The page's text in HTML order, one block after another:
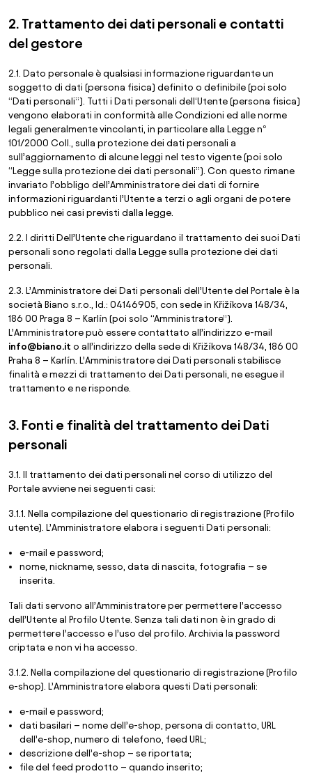
2. Trattamento dei dati personali e contatti
del gestore
2.1. Dato personale è qualsiasi informazione riguardante un
soggetto di dati (persona fisica) definito o definibile (poi solo
“Dati personali”). Tutti i Dati personali dell‘Utente (persona fisica)
vengono elaborati in conformità alle Condizioni ed alle norme
legali generalmente vincolanti, in particolare alla Legge n°
101/2000 Coll., sulla protezione dei dati personali a
sull’aggiornamento di alcune leggi nel testo vigente (poi solo
“Legge sulla protezione dei dati personali”). Con questo rimane
invariato l’obbligo dell’Amministratore dei dati di fornire
informazioni riguardanti l’Utente a terzi o agli organi de potere
pubblico nei casi previsti dalla legge.
2.2. I diritti Dell’Utente che riguardano il trattamento dei suoi Dati
personali sono regolati dalla Legge sulla protezione dei dati
personali.
2.3. L’Amministratore dei Dati personali dell’Utente del Portale è la
società Biano s.r.o., Id.: 04146905, con sede in Křižíkova 148/34,
186 00 Praga 8 – Karlín (poi solo “Amministratore”).
L’Amministratore può essere contattato all’indirizzo e-mail
info@biano.it o all’indirizzo della sede di Křižíkova 148/34, 186 00
Praha 8 – Karlín. L’Amministratore dei Dati personali stabilisce
finalità e mezzi di trattamento dei Dati personali, ne esegue il
trattamento e ne risponde.
3. Fonti e finalità del trattamento dei Dati
personali
3.1. Il trattamento dei dati personali nel corso di utilizzo del
Portale avviene nei seguenti casi:
3.1.1. Nella compilazione del questionario di registrazione (Profilo
utente). L’Amministratore elabora i seguenti Dati personali:
e-mail e password;
nome, nickname, sesso, data di nascita, fotograﬁa – se
inserita.
Tali dati servono all’Amministratore per permettere l’accesso
dell’Utente al Profilo Utente. Senza tali dati non è in grado di
permettere l’accesso e l’uso del profilo. Archivia la password
criptata e non vi ha accesso.
3.1.2. Nella compilazione del questionario di registrazione (Profilo
e-shop). L’Amministratore elabora questi Dati personali:
e-mail e password;
dati basilari – nome dell’e-shop, persona di contatto, URL
dell’e-shop, numero di telefono, feed URL;
descrizione dell’e-shop – se riportata;
file del feed prodotto – quando inserito;